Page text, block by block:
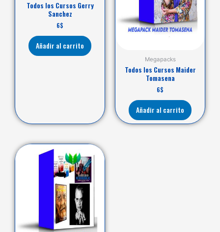
Todos los Cursos Gerry
Sanchez
6$
Añadir al carrito
Megapacks
Todos los Cursos Maider
Tomasena
6$
Añadir al carrito